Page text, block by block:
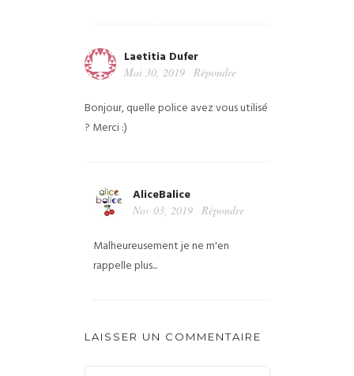
Laetitia Dufer
Mai 30, 2019 Répondre
Bonjour, quelle police avez vous utilisé
? Merci :)
AliceBalice
Nov 03, 2019 Répondre
Malheureusement je ne m'en
rappelle plus...
LAISSER UN COMMENTAIRE